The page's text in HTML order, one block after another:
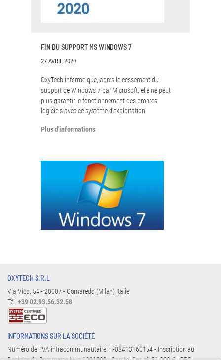
FIN DU SUPPORT MS WINDOWS 7
27 AVRIL 2020
OxyTech informe que, après le cessement du
support de Windows 7 par Microsoft, elle ne peut
plus garantir le fonctionnement des propres
logiciels avec ce système d'exploitation.
Plus d'informations
OXYTECH S.R.L
Via Vico, 54 - 20007 - Cornaredo (Milan) Italie
Tél. +39 02.93.56.32.58
INFORMATIONS SUR LA SOCIÉTÉ
Numéro de TVA intracommunautaire: IT-08413160154 - Inscription au